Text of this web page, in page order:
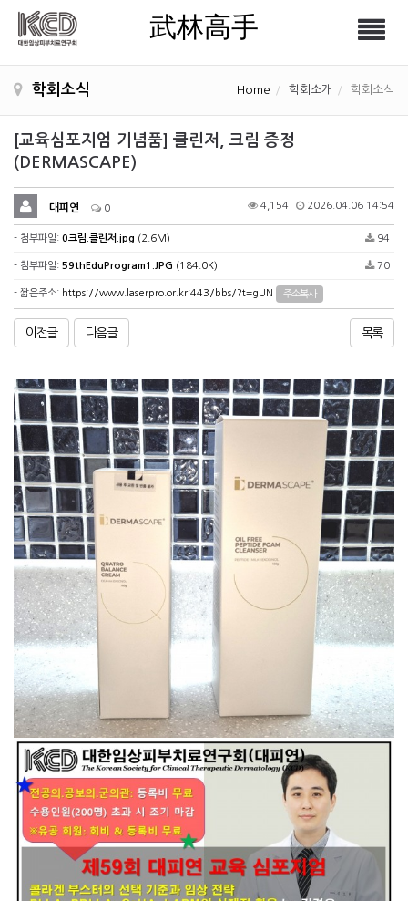
武林高手
武林高手
학회소식 Home 학회소개 학회소식
[교육심포지엄 기념품] 클린저, 크림 증정
(DERMASCAPE)
대피연 0 4,154 2026.04.06 14:54
- 첨부파일: 0크림.클린저.jpg (2.6M) 94
- 첨부파일: 59thEduProgram1.JPG (184.0K) 70
- 짧은주소: https://www.laserpro.or.kr:443/bbs/?t=gUN 주소복사
이전글 다음글 목록